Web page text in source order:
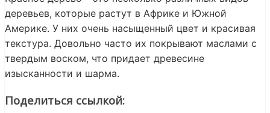
деревьев, которые растут в Африке и Южной
Америке. У них очень насыщенный цвет и красивая
текстура. Довольно часто их покрывают маслами с
твердым воском, что придает древесине
изысканности и шарма.
Поделиться ссылкой: